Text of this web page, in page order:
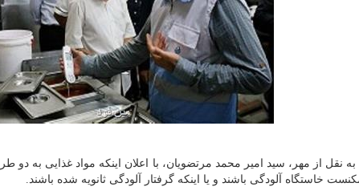
نقل از مهر، سید امیر محمد مرتضویان، با اعلان اینکه مواد غذایی به
خاستگاه آلودگی باشند و یا اینکه گرفتار آلودگی ثانویه شده باشند.